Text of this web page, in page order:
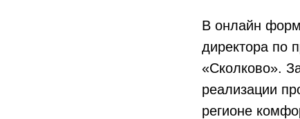
В онлайн
директора по
«Сколково».
реализации
регионе